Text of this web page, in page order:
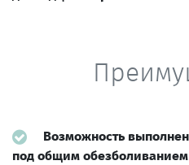
Возможность
под общим